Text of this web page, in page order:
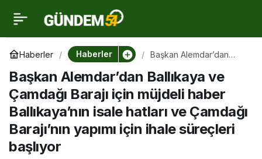
Haberler Haberler
Başkan Alemdar’dan
Barajı için müjdeli haber
Ballıkaya’nın isale hatları
ve Çamdağı Barajı’nın
yapımı için ihale süreçleri
başlıyor
Başkan Alemdar’dan Ballıkaya ve
Çamdağı Barajı için müjdeli haber
Ballıkaya’nın isale hatları ve Çamdağı
Barajı’nın yapımı için ihale süreçleri
başlıyor
Başkan Alemdar’dan
Ballıkaya ve Çamdağı
Barajı için müjdeli haber
Ballıkaya’nın isale
hatları ve Çamdağı